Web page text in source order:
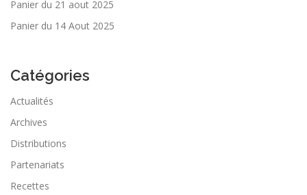
Panier du 21 aout 2025
Panier du 14 Aout 2025
Catégories
Actualités
Archives
Distributions
Partenariats
Recettes